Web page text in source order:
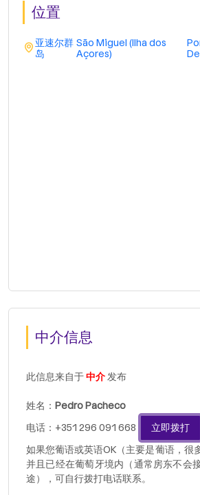
位置
亚速尔群
岛
São Miguel (Ilha dos
Açores)
中介信息
此信息来自于中介发布
姓名： Pedro Pacheco
电话：+351 296 091 668
立即拨打
如果您葡语或英语OK（主要是葡语，很
并且已经在葡萄牙境内（通常房东不会
途），可自行拨打电话联系。